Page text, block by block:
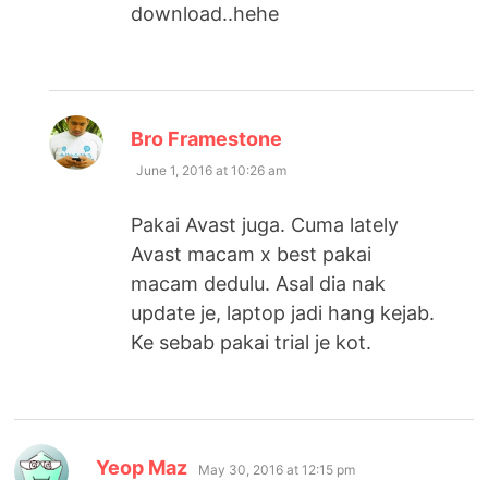
download..hehe
Bro Framestone
June 1, 2016 at 10:26 am
Pakai Avast juga. Cuma lately
Avast macam x best pakai
macam dedulu. Asal dia nak
update je, laptop jadi hang kejab.
Ke sebab pakai trial je kot.
Yeop Maz says:
May 30, 2016 at 12:15 pm